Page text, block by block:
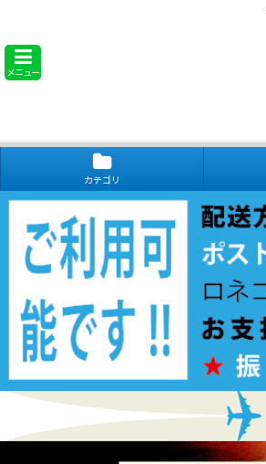
メニュー
カテゴリ